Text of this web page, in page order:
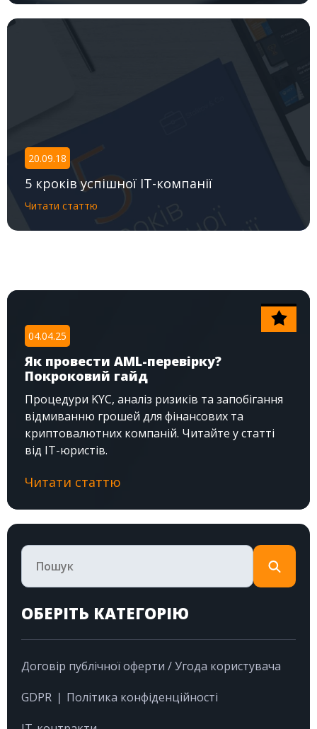
04.04.25
Як провести AML-перевірку?
Покроковий гайд
Процедури KYC, аналіз ризиків та запобігання
відмиванню грошей для фінансових та
криптовалютних компаній. Читайте у статті
від IT-юристів.
Читати статтю
ОБЕРІТЬ КАТЕГОРІЮ
Договір публічної оферти / Угода користувача
GDPR ❘ Політика конфіденційності
20.09.18
5 кроків успішної IT-компанії
Читати статтю